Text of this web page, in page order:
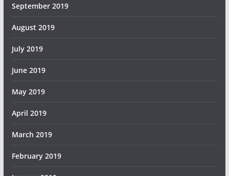
September 2019
August 2019
July 2019
June 2019
May 2019
April 2019
March 2019
February 2019